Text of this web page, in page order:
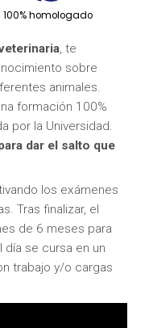
100% homologado
, te
sobre
animales.
formación 100%
por la Universidad.
dar el salto que
los exámenes
Tras finalizar, el
de 6 meses para
día se cursa en un
trabajo y/o cargas